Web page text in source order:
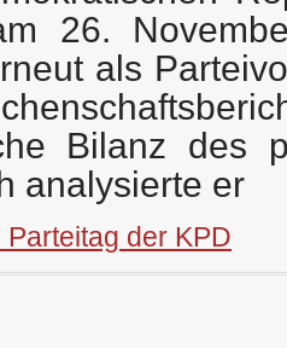
26.
als
Bilanz des
analysierte er
der KPD